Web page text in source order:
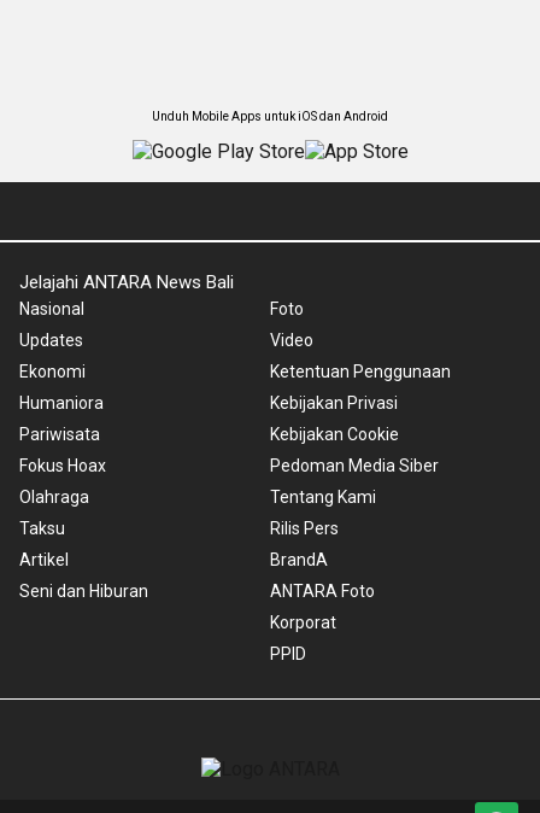
Unduh Mobile Apps untuk iOS dan Android
Jelajahi ANTARA News Bali
Nasional
Updates
Ekonomi
Humaniora
Pariwisata
Fokus Hoax
Olahraga
Taksu
Artikel
Seni dan Hiburan
Foto
Video
Ketentuan Penggunaan
Kebijakan Privasi
Kebijakan Cookie
Pedoman Media Siber
Tentang Kami
Rilis Pers
BrandA
ANTARA Foto
Korporat
PPID